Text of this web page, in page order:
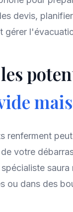
devis,
gérer
renferment
votre
ou dans des